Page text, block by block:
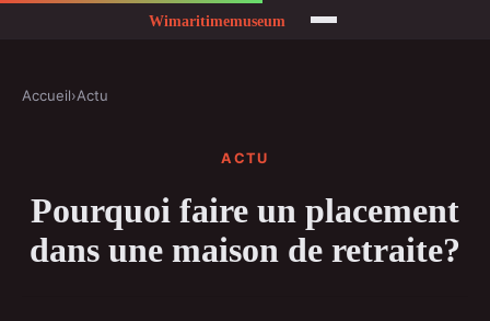
Accueil›Actu
ACTU
Pourquoi faire un placement
dans une maison de retraite?